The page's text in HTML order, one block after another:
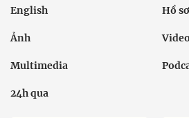
English Hồ sơ
Ảnh Video
Multimedia
24h qua